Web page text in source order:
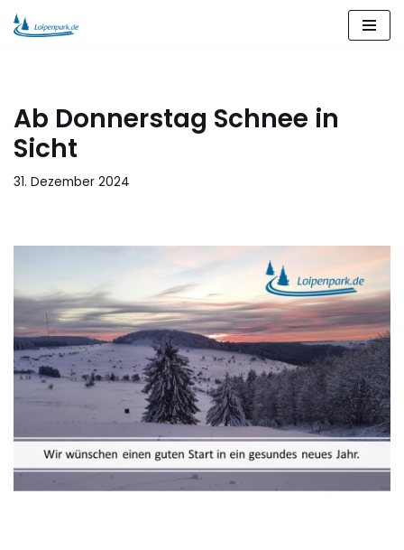
Ab Donnerstag Schnee in
Sicht
31. Dezember 2024